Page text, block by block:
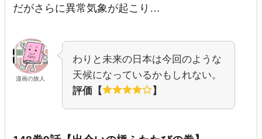
だがさらに異常気象が起こり…
漫画の旅人
わりと未来の日本は今回のような
天候になっているかもしれない。
評価【
】